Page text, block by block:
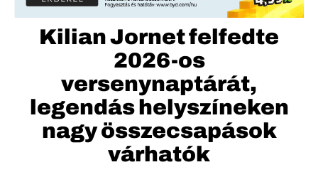
Kilian Jornet felfedte
2026-os
versenynaptárát,
legendás helyszíneken
nagy összecsapások
várhatók